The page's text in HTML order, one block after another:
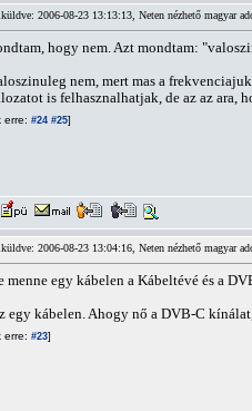
2006-08-23 13:13:13, Neten nézhető magyar
hogy nem. Azt mondtam:
nem, mert mas a
is felhasznalhatjak, de az az ara,
erre: #24 #25]
2006-08-23 13:04:16, Neten nézhető magyar
menne egy kábelen a Kábeltévé és a
egy kábelen. Ahogy nő a DVB-C
erre: #23]